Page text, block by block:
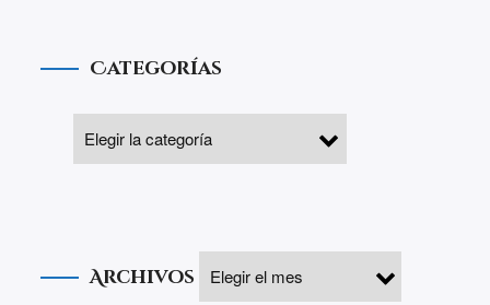
Categorías
Archivos